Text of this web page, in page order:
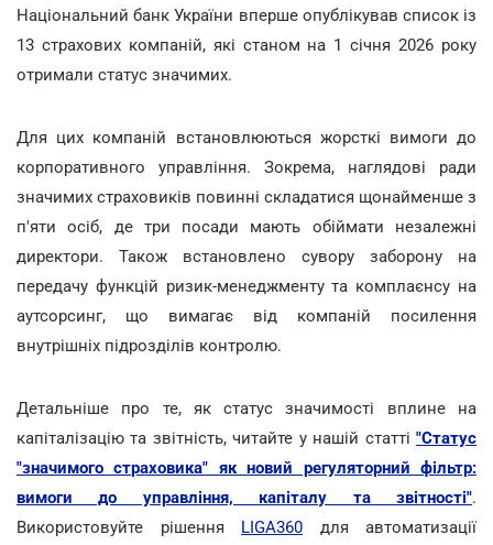
Національний банк України вперше опублікував список із
13 страхових компаній, які станом на 1 січня 2026 року
отримали статус значимих.
Для цих компаній встановлюються жорсткі вимоги до
корпоративного управління. Зокрема, наглядові ради
значимих страховиків повинні складатися щонайменше з
п'яти осіб, де три посади мають обіймати незалежні
директори. Також встановлено сувору заборону на
передачу функцій ризик-менеджменту та комплаєнсу на
аутсорсинг, що вимагає від компаній посилення
внутрішніх підрозділів контролю.
Детальніше про те, як статус значимості вплине на
капіталізацію та звітність, читайте у нашій статті "Статус
"значимого страховика" як новий регуляторний фільтр:
вимоги до управління, капіталу та звітності".
Використовуйте рішення LIGA360 для автоматизації